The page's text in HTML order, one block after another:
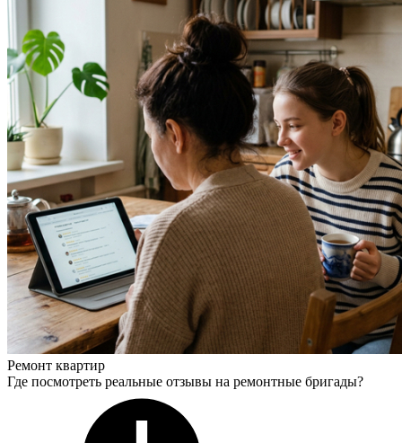
Ремонт квартир
Где посмотреть реальные отзывы на ремонтные бригады?